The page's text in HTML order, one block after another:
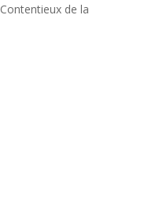
Contentieux de la